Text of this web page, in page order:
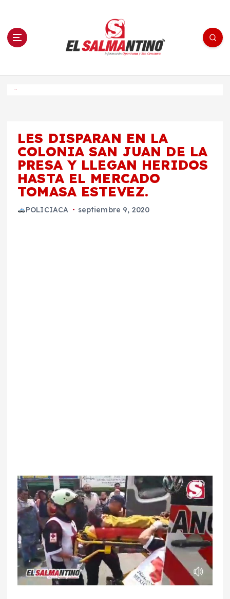
n El Salmantino - medios/noticias/editorial
LES DISPARAN EN LA
COLONIA SAN JUAN DE LA
PRESA Y LLEGAN HERIDOS
HASTA EL MERCADO
TOMASA ESTEVEZ.
POLICIACA septiembre 9, 2020